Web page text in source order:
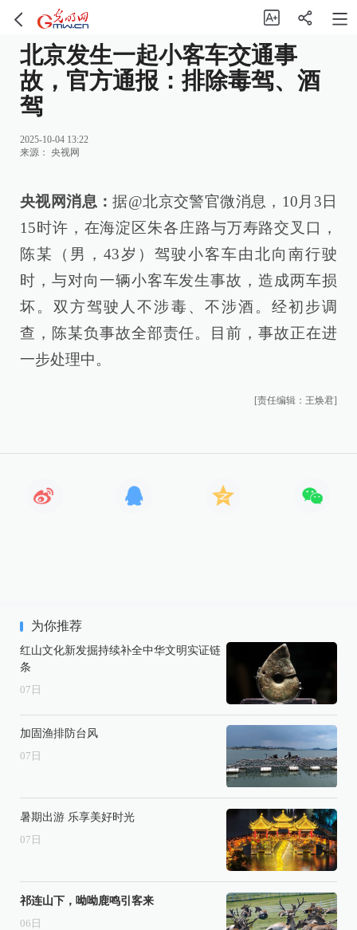
北京发生一起小客车交通事
故，官方通报：排除毒驾、酒
驾
2025-10-04 13:22
来源： 央视网
央视网消息：据@北京交警官微消息，10月3日
15时许，在海淀区朱各庄路与万寿路交叉口，
陈某（男，43岁）驾驶小客车由北向南行驶
时，与对向一辆小客车发生事故，造成两车损
坏。双方驾驶人不涉毒、不涉酒。经初步调
查，陈某负事故全部责任。目前，事故正在进
一步处理中。
[责任编辑：王焕君]
为你推荐
红山文化新发掘持续补全中华文明实证链
条
07 日
加固渔排防台风
07 日
暑期出游 乐享美好时光
07 日
祁连山下，呦呦鹿鸣引客来
06 日